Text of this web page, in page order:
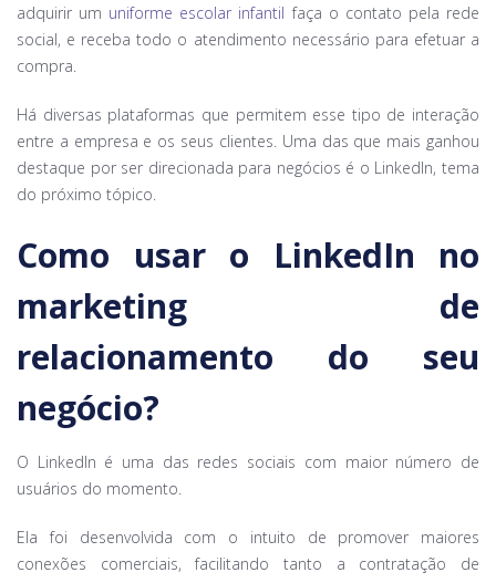
adquirir um uniforme escolar infantil faça o contato pela rede
social, e receba todo o atendimento necessário para efetuar a
compra.
Há diversas plataformas que permitem esse tipo de interação
entre a empresa e os seus clientes. Uma das que mais ganhou
destaque por ser direcionada para negócios é o LinkedIn, tema
do próximo tópico.
Como usar o LinkedIn no
marketing de
relacionamento do seu
negócio?
O LinkedIn é uma das redes sociais com maior número de
usuários do momento.
Ela foi desenvolvida com o intuito de promover maiores
conexões comerciais, facilitando tanto a contratação de